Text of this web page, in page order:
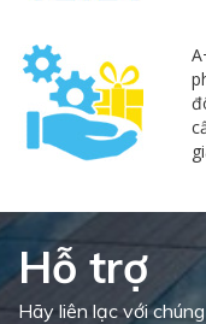
Hỗ trợ
Hãy liên lạc với